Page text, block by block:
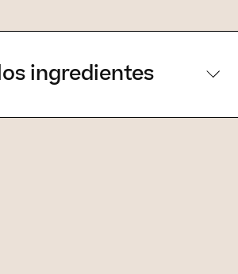
[Ingredientes principales]
ingredientes